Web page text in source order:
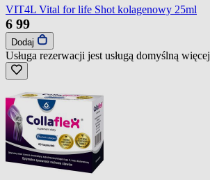
VIT4L Vital for life Shot kolagenowy 25ml
6 99
Dodaj
Usługa rezerwacji jest usługą domyślną więcej